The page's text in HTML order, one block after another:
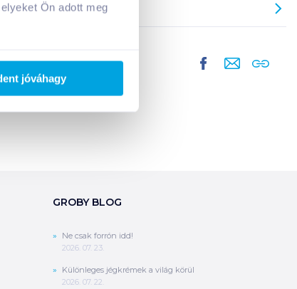
Ön adott meg
jóváhagy
GROBY BLOG
Ne csak forrón idd!
2026. 07. 23.
Különleges jégkrémek a világ körül
2026. 07. 22.